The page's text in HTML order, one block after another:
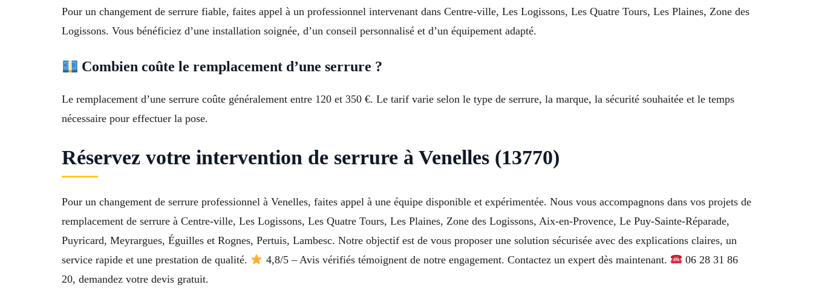
Pour un changement de serrure fiable, faites appel à un professionnel intervenant dans Centre-ville, Les Logissons, Les Quatre Tours, Les Plaines, Zone des
Logissons. Vous bénéficiez d’une installation soignée, d’un conseil personnalisé et d’un équipement adapté.
Combien coûte le remplacement d’une serrure ?
Le remplacement d’une serrure coûte généralement entre 120 et 350 €. Le tarif varie selon le type de serrure, la marque, la sécurité souhaitée et le temps
nécessaire pour effectuer la pose.
Réservez votre intervention de serrure à Venelles (13770)
Pour un changement de serrure professionnel à Venelles, faites appel à une équipe disponible et expérimentée. Nous vous accompagnons dans vos projets de
remplacement de serrure à Centre-ville, Les Logissons, Les Quatre Tours, Les Plaines, Zone des Logissons, Aix-en-Provence, Le Puy-Sainte-Réparade,
Puyricard, Meyrargues, Éguilles et Rognes, Pertuis, Lambesc. Notre objectif est de vous proposer une solution sécurisée avec des explications claires, un
service rapide et une prestation de qualité.
4,8/5 – Avis vérifiés témoignent de notre engagement. Contactez un expert dès maintenant.
06 28 31 86
20, demandez votre devis gratuit.